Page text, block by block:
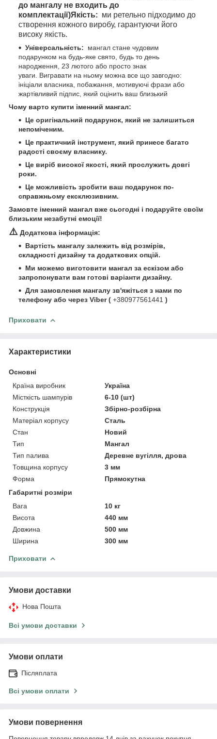
до мангалу не входить до
комплектації)Якість: ми ретельно підходимо до
створення кожного виробу, гарантуючи його
високу якість.
Універсальність: мангал стане чудовим
подарунком на будь-яке свято, будь то день
народження, 23 лютого або просто знак
уваги. Вигравати на ньому можна все що завгодно:
ініціали власника, побажання, мотивуючі фрази або
жартівливий підпис, який оцінить ваш близький
Чому варто купити іменний мангал:
Це оригінальний подарунок, який не залишиться
непоміченим.
Це практичний інструмент, який принесе багато
радості своєму власнику.
Це виріб високої якості, який прослужить довгі
роки.
Це можливість зробити ваш подарунок по-
справжньому ексклюзивним.
Замовте іменний мангал вже сьогодні і подаруйте своїм
близьким незабутні емоції!
⚠️ Додаткова інформація:
Вартість мангалу залежить від розмірів,
складності дизайну та додаткових опцій.
Ми можемо виготовити мангал за ескізом або
запропонувати вам готові варіанти дизайну.
Для замовлення мангалу зв'яжіться з нами по
телефону або через Viber ( +380977561441 )
Приховати
Характеристики
Основні
Країна виробник
Україна
Місткість шампурів
6-10 (шт)
Конструкція
Збірно-розбірна
Матеріал корпусу
Сталь
Стан
Новий
Тип
Мангал
Тип палива
Деревне вугілля, дрова
Товщина корпусу
3 мм
Форма
Прямокутна
Габаритні розміри
Вага
10 кг
Висота
440 мм
Довжина
500 мм
Ширина
300 мм
Приховати
Умови доставки
Нова Пошта
Всі умови доставки
Умови оплати
Післяплата
Всі умови оплати
Умови повернення